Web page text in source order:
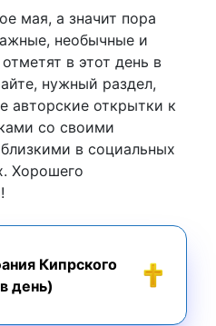
мая, а значит пора
необычные и
в этот день в
нужный раздел,
авторские открытки к
со своими
в социальных
Хорошего
Кипрского
день)